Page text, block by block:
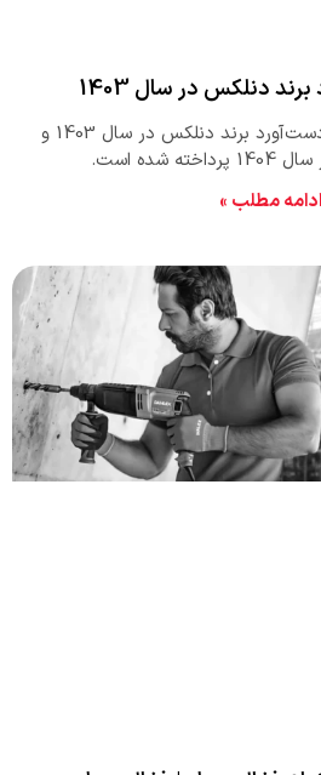
دنلکس در سال 1403
در این مقاله، به بررسی دست‌آورد برند دنلکس در سال 1403 و
شده است.
ادامه مطلب »